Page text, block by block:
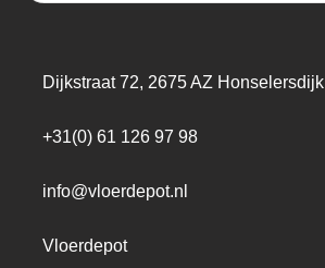
Dijkstraat 72, 2675 AZ Honselersdijk
+31(0) 61 126 97 98
info@vloerdepot.nl
Vloerdepot